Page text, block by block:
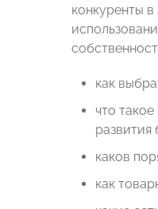
конкуренты
как
что
развития
каков
как